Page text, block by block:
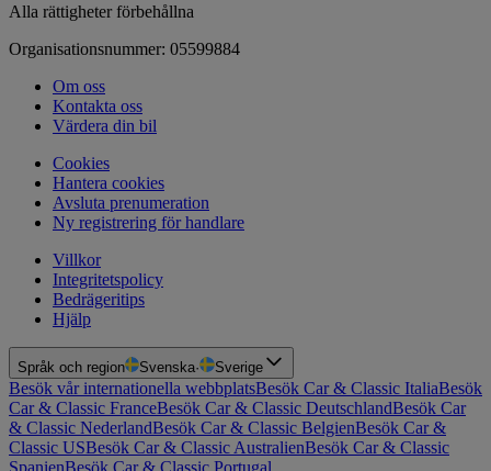
Alla rättigheter förbehållna
Organisationsnummer: 05599884
Om oss
Kontakta oss
Värdera din bil
Cookies
Hantera cookies
Avsluta prenumeration
Ny registrering för handlare
Villkor
Integritetspolicy
Bedrägeritips
Hjälp
Språk och region Svenska· Sverige
Besök vår internationella webbplatsBesök Car & Classic ItaliaBesök
Car & Classic FranceBesök Car & Classic DeutschlandBesök Car
& Classic NederlandBesök Car & Classic BelgienBesök Car &
Classic USBesök Car & Classic AustralienBesök Car & Classic
SpanienBesök Car & Classic Portugal